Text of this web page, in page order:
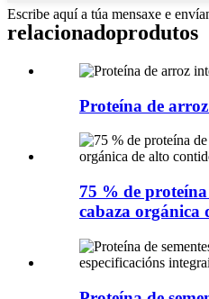
Escribe aquí a túa mensaxe e
relacionadoprodutos
Proteína de
75 % de proteína
cabaza orgánica